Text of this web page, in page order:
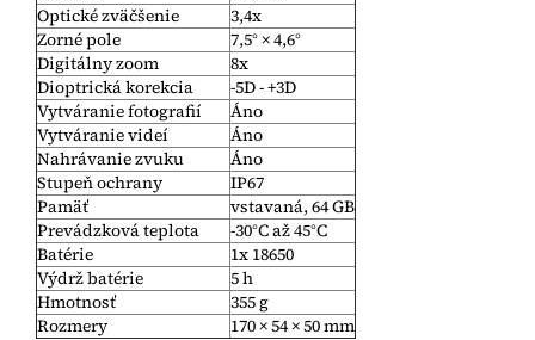
Optické zväčšenie
3,4x
Zorné pole
7,5° × 4,6°
Digitálny zoom
8x
Dioptrická korekcia
-5D - +3D
Vytváranie fotografií
Áno
Vytváranie videí
Áno
Nahrávanie zvuku
Áno
Stupeň ochrany
IP67
Pamäť
vstavaná, 64 GB
Prevádzková teplota
-30°C až 45°C
Batérie
1x 18650
Výdrž batérie
5 h
Hmotnosť
355 g
Rozmery
170 × 54 × 50 mm